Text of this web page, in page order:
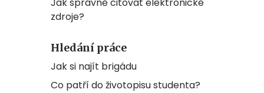
Jak správně citovat elektronické
zdroje?
Hledání práce
Jak si najít brigádu
Co patří do životopisu studenta?